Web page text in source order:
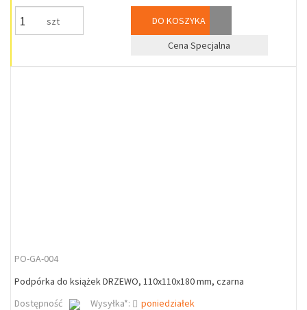
szt
DO KOSZYKA
Cena Specjalna
PO-GA-004
Podpórka do książek DRZEWO, 110x110x180 mm, czarna
Dostępność
Wysyłka*: poniedziałek